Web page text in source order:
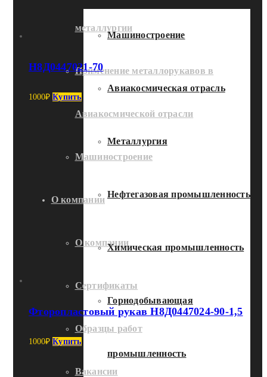
металлургии
Применение металлорукавов в
Авиакосмической отрасли
Машиностроение
О компании
О компании
Сертификаты
Образцы работ
Вакансии
Машиностроение
Авиакосмическая отрасль
Металлургия
Нефтегазовая промышленность
Химическая промышленность
Горнодобывающая
промышленность
Н8Д0447021-70
1000₽ Купить
Фторопластовый рукав Н8Д0447024-90-1,5
1000₽ Купить